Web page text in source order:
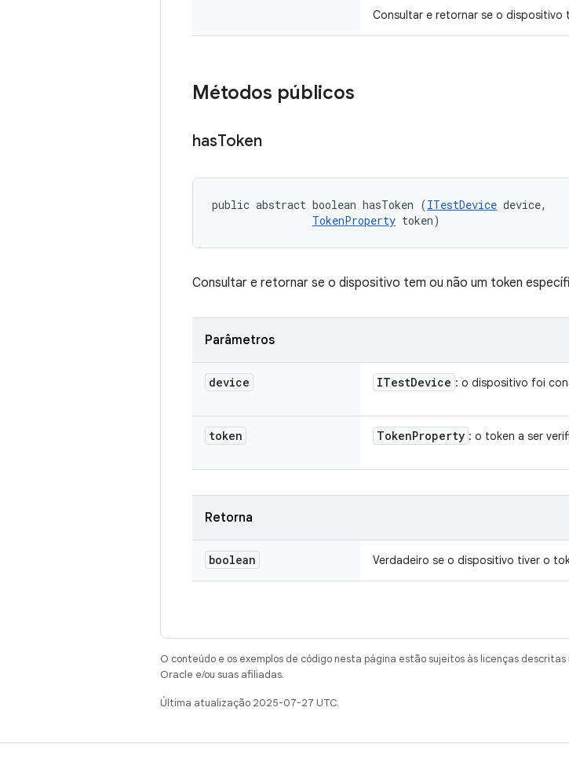
Consultar e retornar se o dispositivo
Métodos públicos
hasToken
public abstract boolean hasToken (ITestDevice device,
TokenProperty token)
Consultar e retornar se o dispositivo tem ou não um token
Parâmetros
device ITestDevice : o dispositivo foi
token TokenProperty : o token a ser
Retorna
boolean Verdadeiro se o dispositivo tiver o
O conteúdo e os exemplos de código nesta página estão sujeitos às licenças descritas
Oracle e/ou suas afiliadas.
Última atualização 2025-07-27 UTC.